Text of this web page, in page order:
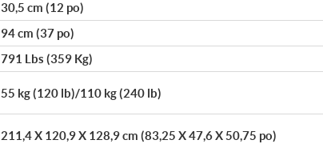
30,5 cm (12 po)
94 cm (37 po)
791 Lbs (359 Kg)
55 kg (120 lb)/110 kg (240 lb)
211,4 X 120,9 X 128,9 cm (83,25 X 47,6 X 50,75 po)